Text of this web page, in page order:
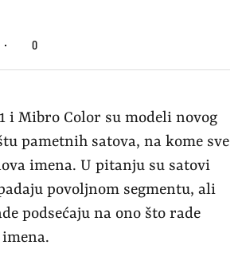
0
i Mibro Color su modeli novog
pametnih satova, na kome sve
imena. U pitanju su satovi
povoljnom segmentu, ali
podsećaju na ono što rade